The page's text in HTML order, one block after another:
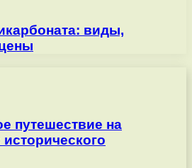
виды,
путешествие на